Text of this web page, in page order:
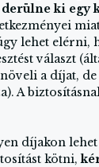
ki egy
lehet elérni,
választ
növeli a díjat,
A
díjakon
kötni,